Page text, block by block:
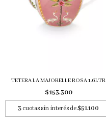
TETERA LA MAJORELLE ROSA 1.6LTR
$153.300
3 cuotas sin interés de$51.100